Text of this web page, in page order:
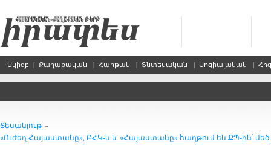
Սկիզբ | Քաղաքական | Հարթակ | Տնտեսական | Սոցիալական |
Տեսանյութ »
«Ուժեղ Հայաստանը», ԲՀԿ-ն և «Հայաստանը» հաղթում են ՔՊ-ին՝ մեծ